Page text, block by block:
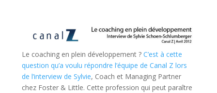
Le coaching en plein développement ? C’est à cette
question qu’a voulu répondre l’équipe de Canal Z lors
de l’interview de Sylvie, Coach et Managing Partner
chez Foster & Little. Cette profession qui peut paraître